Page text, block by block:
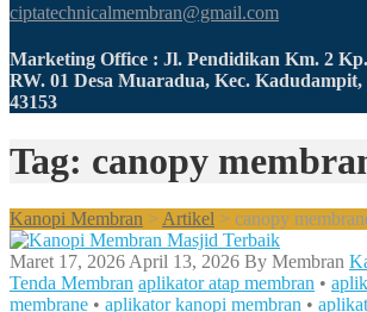
ciptatechnicalmembran@gmail.com
Marketing Office : Jl. Pendidikan Km. 2
RW. 01 Desa Muaradua, Kec.
43153
Tag: canopy
Kanopi Membran > Artikel > canopy
Maret 17, 2026 April 13, 2026 By Membran
Tenda Membran aplikator atap membran •
membrane • aplikator kanopi membran •